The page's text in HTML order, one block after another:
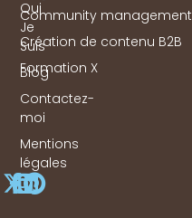
Community management
Création de contenu B2B
Formation X
Qui
Je
Suis
Blog
Contactez-
moi
Mentions
légales